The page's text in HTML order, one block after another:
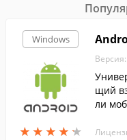
Windows
★ ★ ★ ★ ★
★ ★ ★ ★ ★
щий
ли